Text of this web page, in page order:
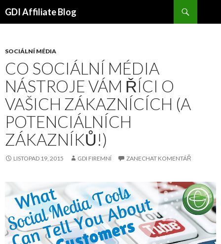
GDI Affiliate Blog
SOCIÁLNÍ MÉDIA
CO SOCIÁLNÍ MÉDIA
NÁSTROJE VÁM ŘÍCI O
VAŠICH ZÁKAZNÍCÍCH (A
POTENCIÁLNÍCH
ZÁKAZNÍKŮ!)
LISTOPAD 19, 2015 GDI FIREMNÍ ZANECHAT KOMENTÁŘ